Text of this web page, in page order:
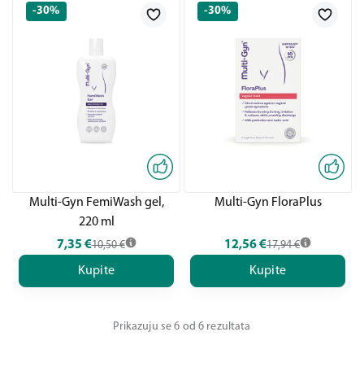
-30%
Multi-Gyn FemiWash gel,
220 ml
7,35 €10,50 €
Kupite
-30%
Multi-Gyn FloraPlus
12,56€17,94 €
Kupite
Prikazuju se 6 od 6 rezultata